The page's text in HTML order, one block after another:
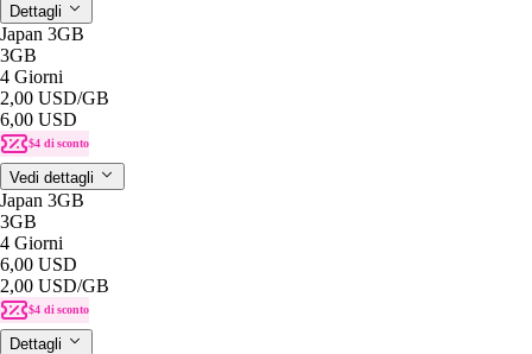
Dettagli
Japan 3GB
3GB
4 Giorni
2,00 USD/GB
6,00 USD
$4 di sconto
Vedi dettagli
Japan 3GB
3GB
4 Giorni
6,00 USD
2,00 USD/GB
$4 di sconto
Dettagli